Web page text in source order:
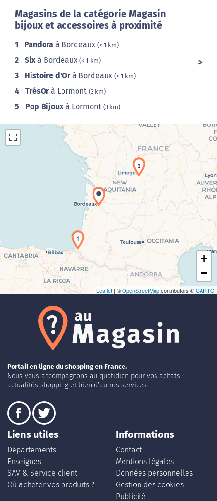
Magasins de la catégorie Magasin
bijoux et accessoires à proximité
1 Pandora à Bordeaux (< 1 km)
2 Six à Bordeaux (< 1 km)
3 Histoire d'Orà Bordeaux (< 1 km)
4 TrésOrà Lormont (3 km)
5 Pop Bijoux à Lormont (3 km)
Chargement de la carte en cours...
1
2
+
−
Leaflet | ©OpenStreetMapcontributors ©CARTO
Portail en ligne du shopping en France.
Nous vous accompagnons au quotidien pour vos achats :
actualités shopping et bien d’autres services.
Liens utiles
Départements
Enseignes
SAV & Service client
Où acheter vos produits ?
Informations
Contact
Mentions légales
Données personnelles
Gestion des cookies
Publicité